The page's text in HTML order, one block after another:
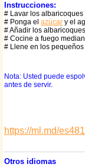
Instrucciones:
# Lavar los
# Ponga el azúcar y el
# Añadir los
# Cocine a fuego
# Llene en los
Nota: Usted puede
antes de servir.
https://ml.md/es481
Otros idiomas